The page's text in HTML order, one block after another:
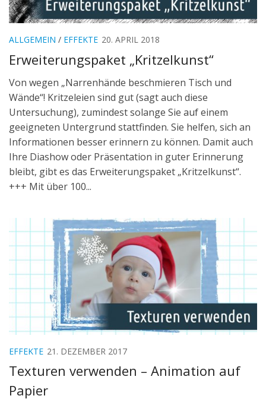
ALLGEMEIN / EFFEKTE 20. APRIL 2018
Erweiterungspaket „Kritzelkunst“
Von wegen „Narrenhände beschmieren Tisch und
Wände“! Kritzeleien sind gut (sagt auch diese
Untersuchung), zumindest solange Sie auf einem
geeigneten Untergrund stattfinden. Sie helfen, sich an
Informationen besser erinnern zu können. Damit auch
Ihre Diashow oder Präsentation in guter Erinnerung
bleibt, gibt es das Erweiterungspaket „Kritzelkunst“.
+++ Mit über 100...
EFFEKTE 21. DEZEMBER 2017
Texturen verwenden – Animation auf
Papier